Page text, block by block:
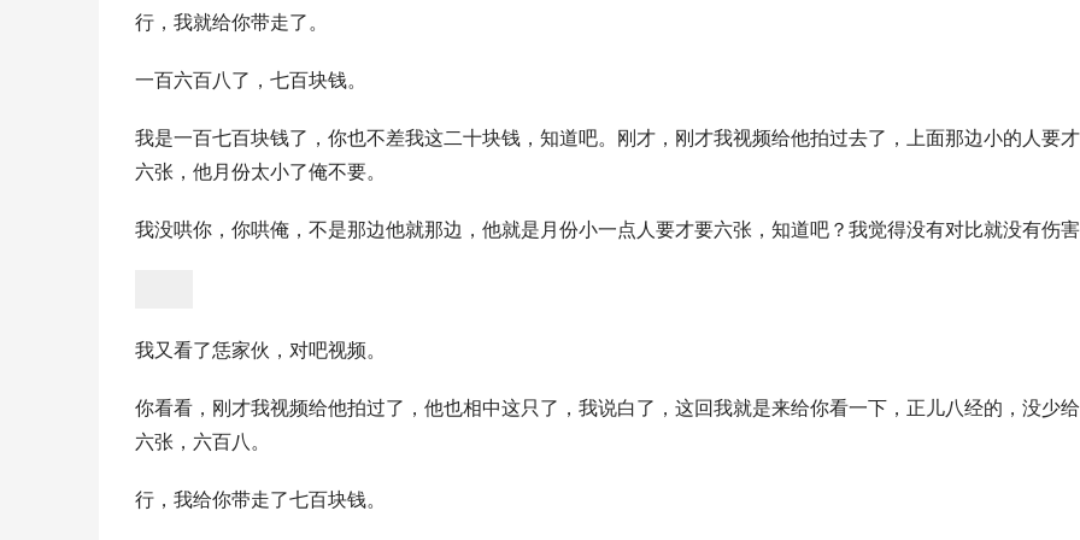
行，我就给你带走了。
一百六百八了，七百块钱。
我是一百七百块钱了，你也不差我这二十块钱，知道吧。刚才，刚才我视频给他拍过去了，上面那边小的人要
六张，他月份太小了俺不要。
我没哄你，你哄俺，不是那边他就那边，他就是月份小一点人要才要六张，知道吧？我觉得没有对比就没有伤